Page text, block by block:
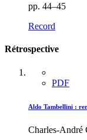
pp. 44–45
Record
Rétrospective
PDF
Aldo Tambellini :
Charles-André